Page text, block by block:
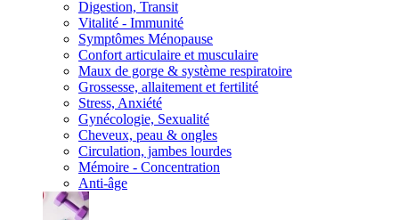
Digestion, Transit
Vitalité - Immunité
Symptômes Ménopause
Confort articulaire et musculaire
Maux de gorge & système respiratoire
Grossesse, allaitement et fertilité
Stress, Anxiété
Gynécologie, Sexualité
Cheveux, peau & ongles
Circulation, jambes lourdes
Mémoire - Concentration
Anti-âge